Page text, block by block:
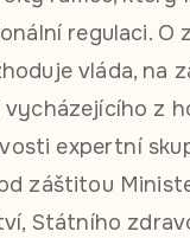
regulaci. O
vláda, na
vycházejícího z
expertní
záštitou
Státního